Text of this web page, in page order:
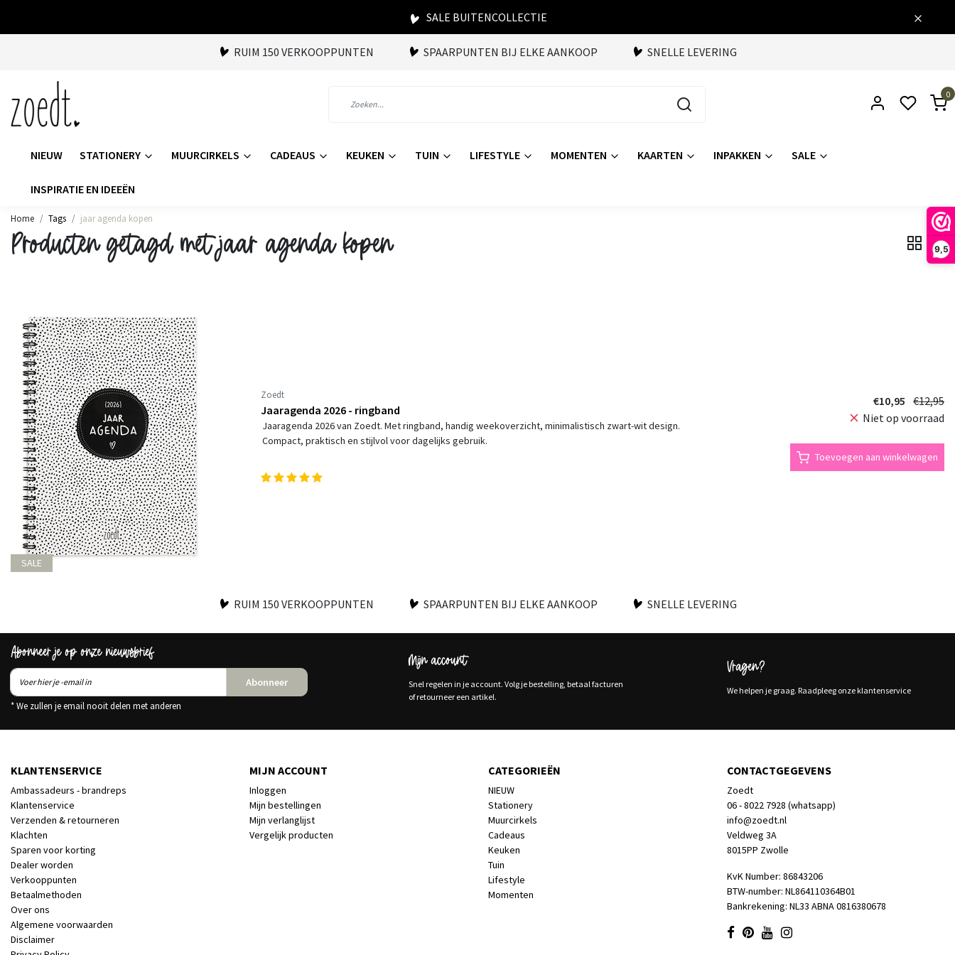
9,5
SALE BUITENCOLLECTIE
RUIM 150 VERKOOPPUNTEN SPAARPUNTEN BIJ ELKE AANKOOP SNELLE LEVERING
0
NIEUW STATIONERY MUURCIRKELS CADEAUS KEUKEN TUIN LIFESTYLE MOMENTEN KAARTEN INPAKKEN SALE
INSPIRATIE EN IDEEËN
Home Tags jaar agenda kopen
Producten getagd met jaar agenda kopen
SALE
Zoedt
Jaaragenda 2026 - ringband
Jaaragenda 2026 van Zoedt. Met ringband, handig weekoverzicht, minimalistisch zwart-wit design.
Compact, praktisch en stijlvol voor dagelijks gebruik.
€10,95 €12,95
Niet op voorraad
Toevoegen aan winkelwagen
RUIM 150 VERKOOPPUNTEN SPAARPUNTEN BIJ ELKE AANKOOP SNELLE LEVERING
Abonneer je op onze nieuwsbrief
Abonneer
* We zullen je email nooit delen met anderen
Mijn account
Snel regelen in je account. Volg je bestelling, betaal facturen
of retourneer een artikel.
Vragen?
We helpen je graag. Raadpleeg onze klantenservice
KLANTENSERVICE
Ambassadeurs - brandreps
Klantenservice
Verzenden & retourneren
Klachten
Sparen voor korting
Dealer worden
Verkooppunten
Betaalmethoden
Over ons
Algemene voorwaarden
Disclaimer
MIJN ACCOUNT
Inloggen
Mijn bestellingen
Mijn verlanglijst
Vergelijk producten
CATEGORIEËN
NIEUW
Stationery
Muurcirkels
Cadeaus
Keuken
Tuin
Lifestyle
Momenten
CONTACTGEGEVENS
Zoedt
06 - 8022 7928 (whatsapp)
info@zoedt.nl
Veldweg 3A
8015PP Zwolle
KvK Number: 86843206
BTW-number: NL864110364B01
Bankrekening: NL33 ABNA 0816380678